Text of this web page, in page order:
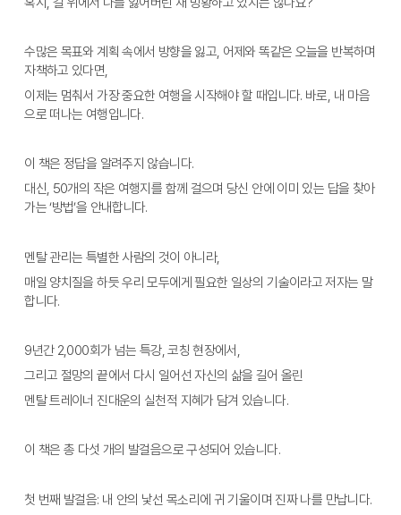
수많은 목표와 계획 속에서 방향을 잃고, 어제와 똑같은 오늘을 반복하며
자책하고 있다면,
이제는 멈춰서 가장 중요한 여행을 시작해야 할 때입니다. 바로, 내 마음
으로 떠나는 여행입니다.
이 책은 정답을 알려주지 않습니다.
대신, 50개의 작은 여행지를 함께 걸으며 당신 안에 이미 있는 답을 찾아
가는 ‘방법’을 안내합니다.
멘탈 관리는 특별한 사람의 것이 아니라,
매일 양치질을 하듯 우리 모두에게 필요한 일상의 기술이라고 저자는 말
합니다.
9년간 2,000회가 넘는 특강, 코칭 현장에서,
그리고 절망의 끝에서 다시 일어선 자신의 삶을 길어 올린
멘탈 트레이너 진대운의 실천적 지혜가 담겨 있습니다.
이 책은 총 다섯 개의 발걸음으로 구성되어 있습니다.
첫 번째 발걸음: 내 안의 낯선 목소리에 귀 기울이며 진짜 나를 만납니다.